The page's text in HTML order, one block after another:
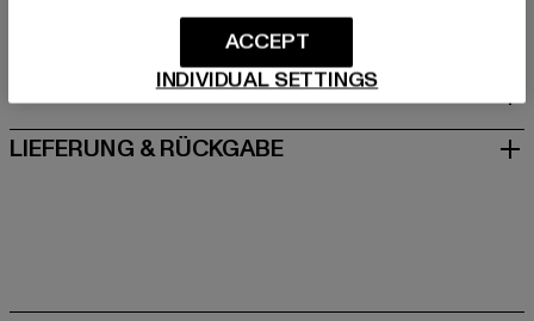
GRÖSSE & PASSFORM
LIEFERUNG & RÜCKGABE
INDIVIDUAL SETTINGS
ACCEPT